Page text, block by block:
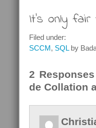
It's only fair
Filed under:
SCCM, SQLby
2
de Collation